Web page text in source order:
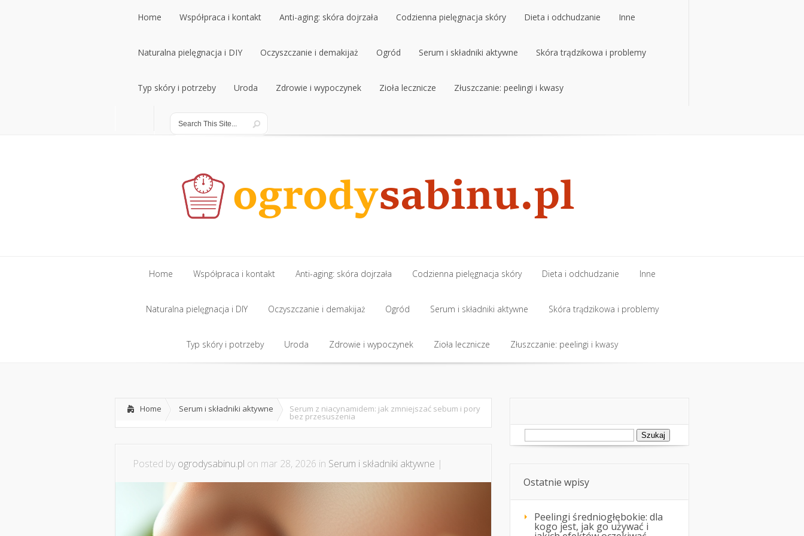
Home
Home
Współpraca i kontakt
Współpraca i kontakt
Anti-aging: skóra dojrzała
Anti-aging: skóra dojrzała
Codzienna pielęgnacja skóry
Codzienna pielęgnacja skóry
Dieta i odchudzanie
Dieta i odchudzanie
Inne
Inne
Naturalna pielęgnacja i DIY
Naturalna pielęgnacja i DIY
Oczyszczanie i demakijaż
Oczyszczanie i demakijaż
Ogród
Ogród
Serum i składniki aktywne
Serum i składniki aktywne
Skóra trądzikowa i problemy
Skóra trądzikowa i problemy
Typ skóry i potrzeby
Typ skóry i potrzeby
Uroda
Uroda
Zdrowie i wypoczynek Zioła lecznicze Złuszczanie: peelingi i kwasy
Home
Home
Współpraca i kontakt
Współpraca i kontakt
Anti-aging: skóra dojrzała
Anti-aging: skóra dojrzała
Codzienna pielęgnacja skóry
Codzienna pielęgnacja skóry
Dieta i odchudzanie
Dieta i odchudzanie
Inne
Inne
Naturalna pielęgnacja i DIY
Naturalna pielęgnacja i DIY
Oczyszczanie i demakijaż
Oczyszczanie i demakijaż
Ogród
Ogród
Serum i składniki aktywne
Serum i składniki aktywne
Skóra trądzikowa i problemy
Skóra trądzikowa i problemy
Typ skóry i potrzeby Uroda Zdrowie i wypoczynek Zioła lecznicze Złuszczanie: peelingi i kwasy
Home Serum i składniki aktywne Serum z niacynamidem: jak zmniejszać sebum i pory
bez przesuszenia
Posted by ogrodysabinu.pl on mar 28, 2026 in Serum i składniki aktywne |
Szukaj:
Ostatnie wpisy
Peelingi średniogłębokie: dla
kogo jest, jak go używać i